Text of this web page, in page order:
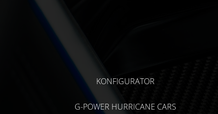
KONFIGURATOR
G-POWER HURRICANE CARS